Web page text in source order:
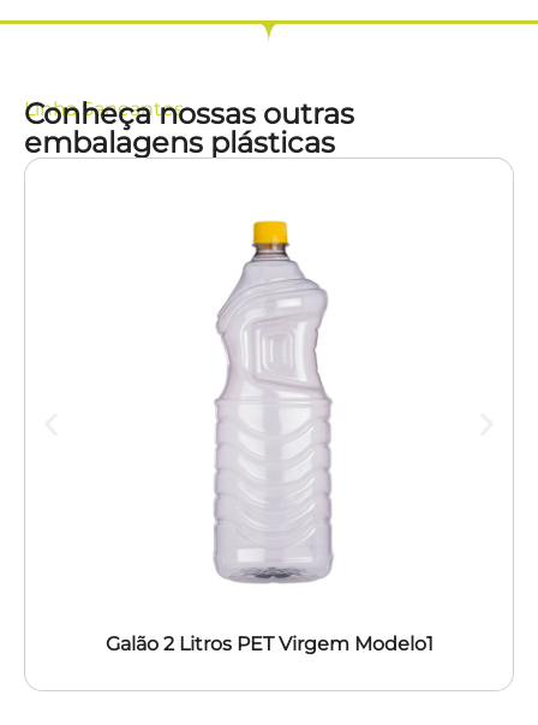
LinhaSaneantes
Conheça nossas outras
embalagens plásticas
Galão 2 Litros PET Virgem Modelo1